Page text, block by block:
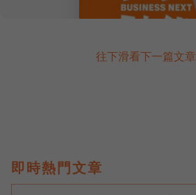
往下滑看下一篇文章
即時熱門文章